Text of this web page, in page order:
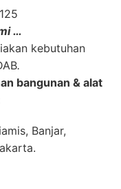
…
kebutuhan
.
bangunan & alat
Banjar,